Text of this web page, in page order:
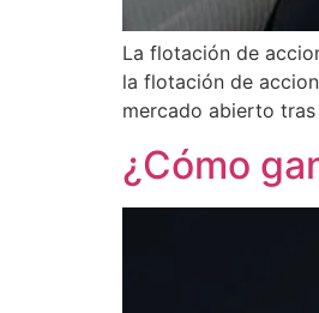
La flotación de
la flotación de
mercado abierto
¿Cómo